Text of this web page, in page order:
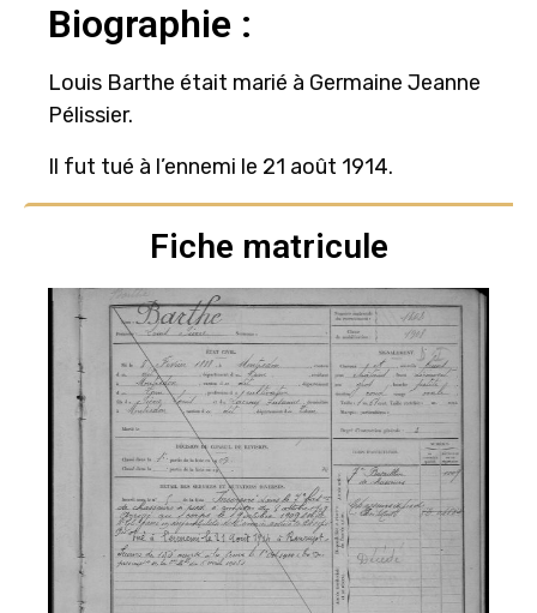
Biographie :
Louis Barthe était marié à Germaine Jeanne
Pélissier.
Il fut tué à l’ennemi le 21 août 1914.
Fiche matricule